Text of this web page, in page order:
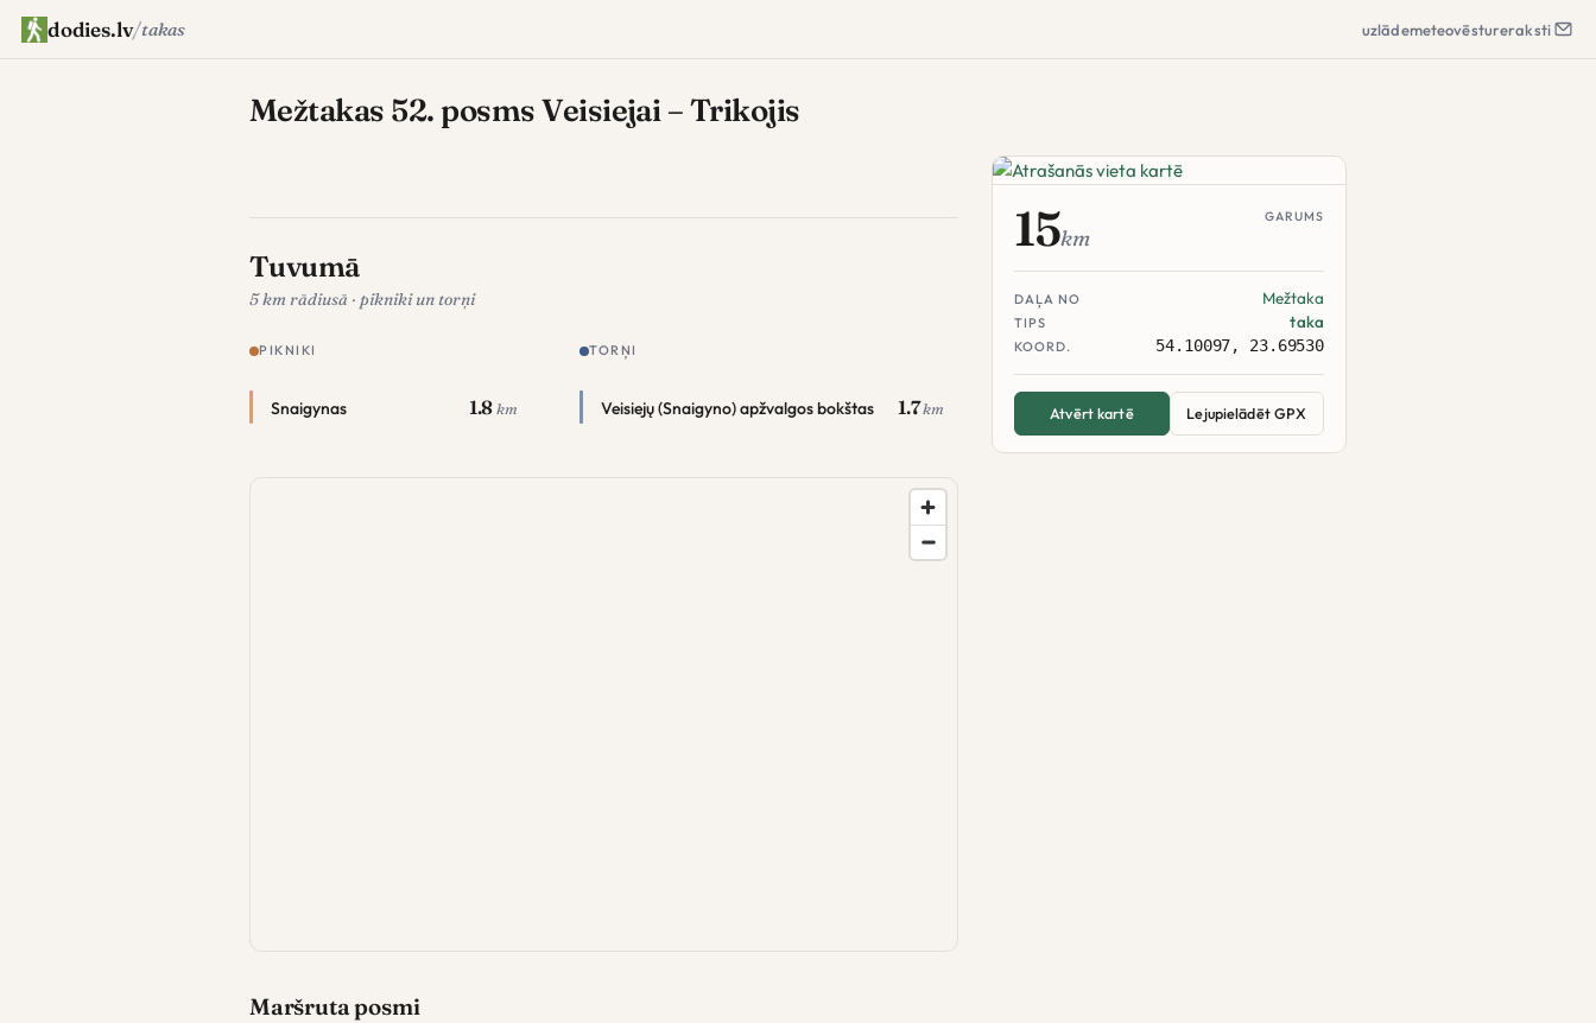
dodies.lv/takas uzlādemeteovēstureraksti
Mežtakas 52. posms Veisiejai – Trikojis
Tuvumā
5 km rādiusā · pikniki un torņi
PIKNIKI
Snaigynas 1.8 km
TORŅI
Veisiejų (Snaigyno) apžvalgos bokštas 1.7 km
Maršruta posmi
15km
GARUMS
DAĻA NO Mežtaka
TIPS taka
KOORD. 54.10097, 23.69530
Atvērt kartē Lejupielādēt GPX